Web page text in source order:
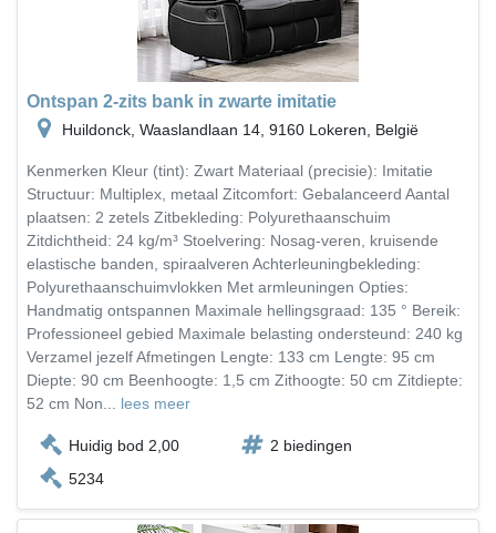
Ontspan 2-zits bank in zwarte imitatie
Huildonck, Waaslandlaan 14, 9160 Lokeren, België
Kenmerken Kleur (tint): Zwart Materiaal (precisie): Imitatie
Structuur: Multiplex, metaal Zitcomfort: Gebalanceerd Aantal
plaatsen: 2 zetels Zitbekleding: Polyurethaanschuim
Zitdichtheid: 24 kg/m³ Stoelvering: Nosag-veren, kruisende
elastische banden, spiraalveren Achterleuningbekleding:
Polyurethaanschuimvlokken Met armleuningen Opties:
Handmatig ontspannen Maximale hellingsgraad: 135 ° Bereik:
Professioneel gebied Maximale belasting ondersteund: 240 kg
Verzamel jezelf Afmetingen Lengte: 133 cm Lengte: 95 cm
Diepte: 90 cm Beenhoogte: 1,5 cm Zithoogte: 50 cm Zitdiepte:
52 cm Non... lees meer
Huidig bod 2,00
2 biedingen
5234